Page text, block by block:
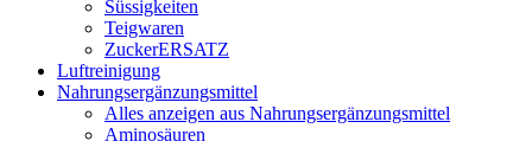
Süssigkeiten
Teigwaren
ZuckerERSATZ
Luftreinigung
Nahrungsergänzungsmittel
Alles anzeigen aus Nahrungsergänzungsmittel
Aminosäuren